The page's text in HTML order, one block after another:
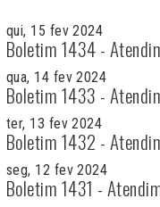
qui, 15 fev 2024
Boletim 1434 -
qua, 14 fev 2024
Boletim 1433 -
ter, 13 fev 2024
Boletim 1432 -
seg, 12 fev 2024
Boletim 1431 -